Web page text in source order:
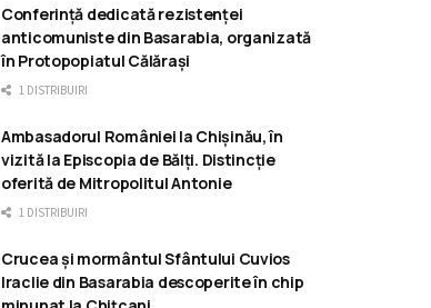
Conferință dedicată rezistenței
anticomuniste din Basarabia, organizată
în Protopopiatul Călărași
1 DISTRIBUIRI
Ambasadorul României la Chișinău, în
vizită la Episcopia de Bălți. Distincție
oferită de Mitropolitul Antonie
1 DISTRIBUIRI
Crucea și mormântul Sfântului Cuvios
Iraclie din Basarabia descoperite în chip